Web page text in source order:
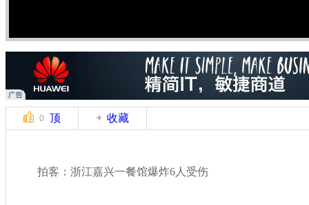
0 顶 收藏
拍客：浙江嘉兴一餐馆爆炸6人受伤